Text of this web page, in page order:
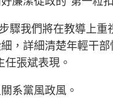
驟我們將在教導上
，詳細清楚年輕干
張斌表現。
系黨風政風。